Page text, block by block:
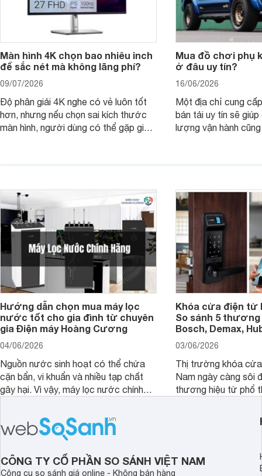
Màn hình 4K chọn bao nhiêu inch
để sắc nét mà không lãng phí?
09/07/2026
Độ phân giải 4K nghe có vẻ luôn tốt
hơn, nhưng nếu chọn sai kích thước
màn hình, người dùng có thể gặp giao
Mua đồ chơi phụ
ở đâu uy tín?
16/06/2026
Một địa chỉ cung
bán tải uy tín sẽ
lượng vận hành
Hướng dẫn chọn mua máy lọc
nước tốt cho gia đình từ chuyên
gia Điện máy Hoàng Cương
04/06/2026
Nguồn nước sinh hoạt có thể chứa
cặn bẩn, vi khuẩn và nhiều tạp chất
gây hại. Vì vậy, máy lọc nước chính
sạch cho cả gia đình.
Khóa cửa điện tử
So sánh 5 thương
Bosch, Demax,
03/06/2026
Thị trường khóa
Nam ngày càng sôi
thương hiệu từ phổ
sẽ so sánh 5
Demax, Hubert và
CÔNG TY CỔ PHẦN SO SÁNH VIỆT NAM
Công cụ so sánh giá online - Không bán hàng